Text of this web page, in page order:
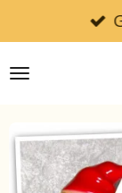
Hauptinhalt
springen